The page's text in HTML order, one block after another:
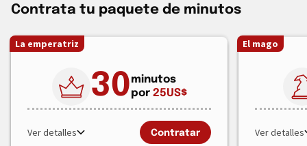
Contrata tu paquete de minutos
La emperatriz
30minutos
por 25US$
Ver detalles Contratar
El mago
Ver detalles